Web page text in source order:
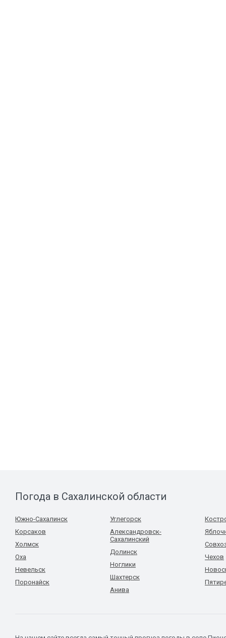
Погода в Сахалинской области
Южно-Сахалинск
Корсаков
Холмск
Оха
Невельск
Поронайск
Углегорск
Александровск-
Сахалинский
Долинск
Ноглики
Шахтерск
Анива
Чехов